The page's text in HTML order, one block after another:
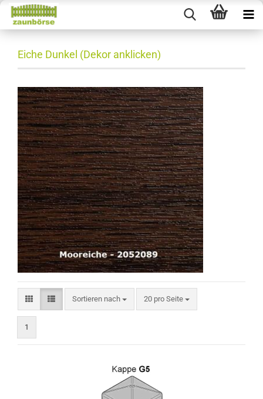
Eiche Dunkel (Dekor anklicken)
Sortieren nach
Sortieren nach 20 pro Seite
pro Seite
1